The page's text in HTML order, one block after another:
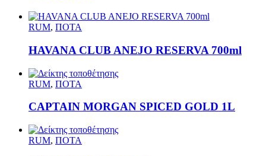
RUM, ΠΟΤΑ
HAVANA CLUB ANEJO RESERVA 700ml
RUM, ΠΟΤΑ
CAPTAIN MORGAN SPICED GOLD 1L
RUM, ΠΟΤΑ